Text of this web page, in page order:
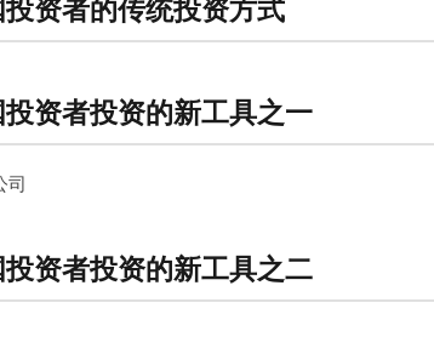
资者的传统投资方式
资者投资的新工具之一
司
资者投资的新工具之二